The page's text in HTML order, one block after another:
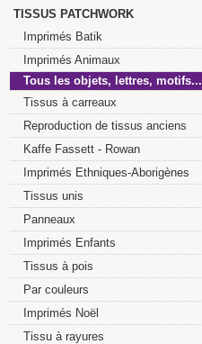
TISSUS PATCHWORK
Imprimés Batik
Imprimés Animaux
Tous les objets, lettres, motifs...
Tissus à carreaux
Reproduction de tissus anciens
Kaffe Fassett - Rowan
Imprimés Ethniques-Aborigènes
Tissus unis
Panneaux
Imprimés Enfants
Tissus à pois
Par couleurs
Imprimés Noël
Tissu à rayures